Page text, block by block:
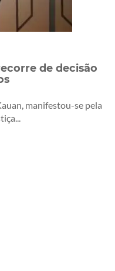
de decisão
manifestou-se pela